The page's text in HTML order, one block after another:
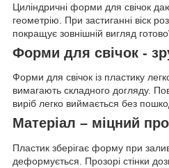
Циліндричні форми для свічок
геометрію. При застиганні віск
покращує зовнішній вигляд готової
Форми для свічок -
Форми для свічок із пластику
вимагають складного догляду.
виріб легко виймається без
Матеріал – міцний
Пластик зберігає форму при
деформується. Прозорі стінки